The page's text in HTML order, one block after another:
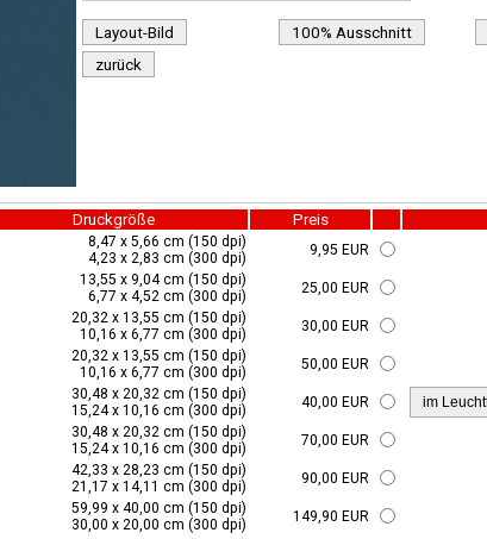
Layout-Bild 100% Ausschnitt
zurück
Druckgröße Preis
8,47 x 5,66 cm (150 dpi)
4,23 x 2,83 cm (300 dpi)
9,95 EUR
13,55 x 9,04 cm (150 dpi)
6,77 x 4,52 cm (300 dpi)
25,00 EUR
20,32 x 13,55 cm (150 dpi)
10,16 x 6,77 cm (300 dpi)
30,00 EUR
20,32 x 13,55 cm (150 dpi)
10,16 x 6,77 cm (300 dpi)
50,00 EUR
30,48 x 20,32 cm (150 dpi)
15,24 x 10,16 cm (300 dpi)
40,00 EUR
30,48 x 20,32 cm (150 dpi)
15,24 x 10,16 cm (300 dpi)
70,00 EUR
42,33 x 28,23 cm (150 dpi)
21,17 x 14,11 cm (300 dpi)
90,00 EUR
59,99 x 40,00 cm (150 dpi)
30,00 x 20,00 cm (300 dpi)
149,90 EUR